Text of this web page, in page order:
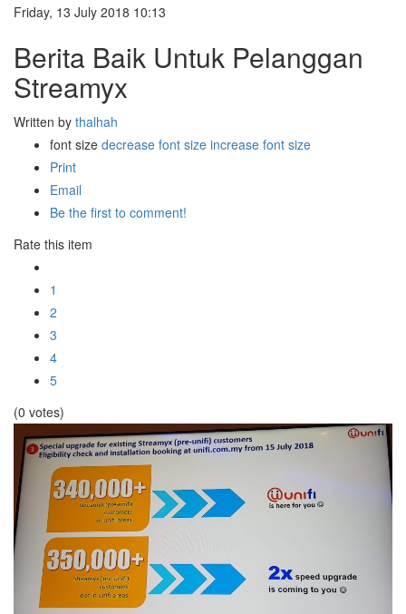
Friday, 13 July 2018 10:13
Berita Baik Untuk Pelanggan
Streamyx
Written by thalhah
font size decrease font size increase font size
Print
Email
Be the first to comment!
Rate this item
1
2
3
4
5
(0 votes)